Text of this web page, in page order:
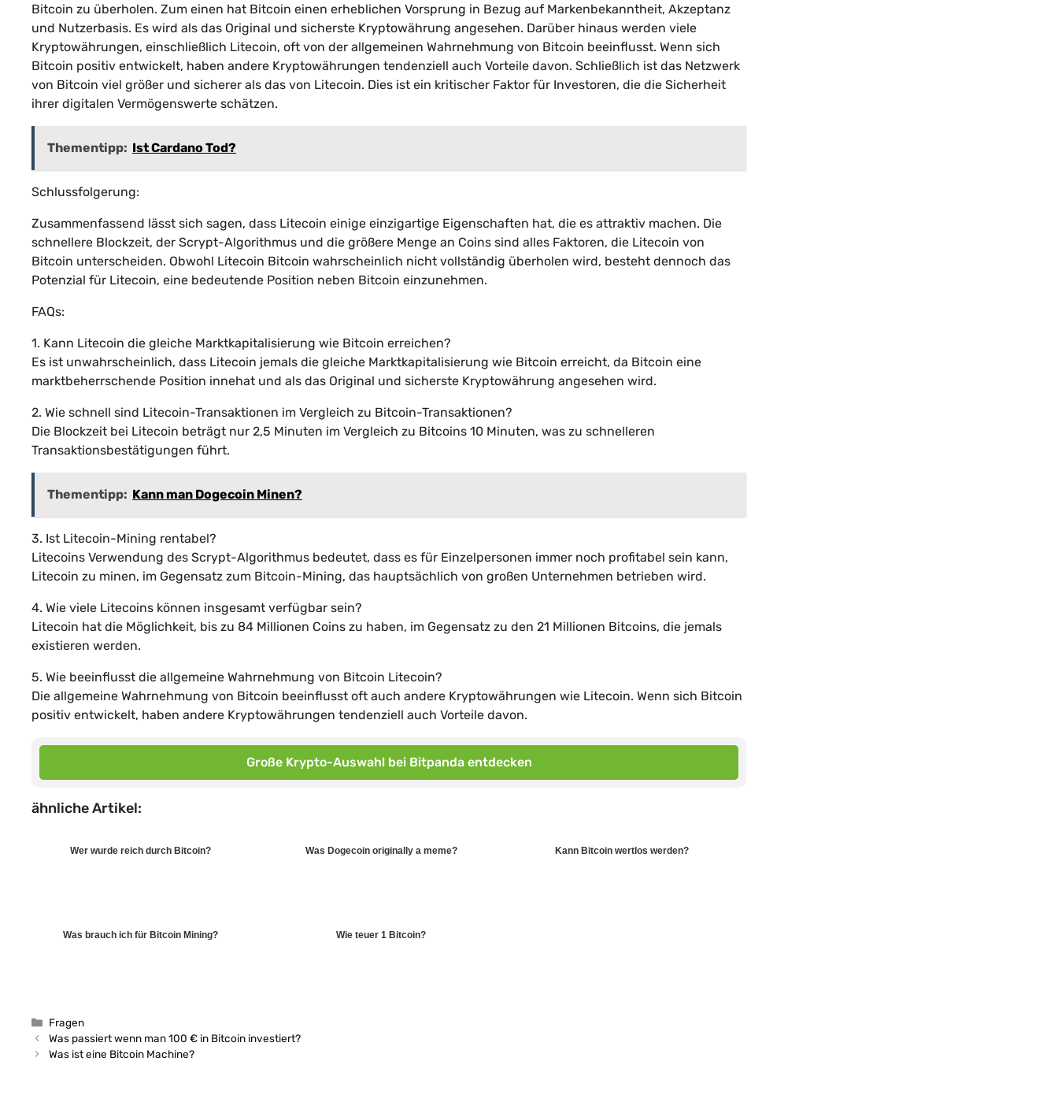
Bitcoin zu überholen. Zum einen hat Bitcoin einen erheblichen Vorsprung in Bezug auf Markenbekanntheit, Akzeptanz
und Nutzerbasis. Es wird als das Original und sicherste Kryptowährung angesehen. Darüber hinaus werden viele
Kryptowährungen, einschließlich Litecoin, oft von der allgemeinen Wahrnehmung von Bitcoin beeinflusst. Wenn sich
Bitcoin positiv entwickelt, haben andere Kryptowährungen tendenziell auch Vorteile davon. Schließlich ist das Netzwerk
von Bitcoin viel größer und sicherer als das von Litecoin. Dies ist ein kritischer Faktor für Investoren, die die Sicherheit
ihrer digitalen Vermögenswerte schätzen.
Thementipp: Ist Cardano Tod?
Schlussfolgerung:
Zusammenfassend lässt sich sagen, dass Litecoin einige einzigartige Eigenschaften hat, die es attraktiv machen. Die
schnellere Blockzeit, der Scrypt-Algorithmus und die größere Menge an Coins sind alles Faktoren, die Litecoin von
Bitcoin unterscheiden. Obwohl Litecoin Bitcoin wahrscheinlich nicht vollständig überholen wird, besteht dennoch das
Potenzial für Litecoin, eine bedeutende Position neben Bitcoin einzunehmen.
FAQs:
1. Kann Litecoin die gleiche Marktkapitalisierung wie Bitcoin erreichen?
Es ist unwahrscheinlich, dass Litecoin jemals die gleiche Marktkapitalisierung wie Bitcoin erreicht, da Bitcoin eine
marktbeherrschende Position innehat und als das Original und sicherste Kryptowährung angesehen wird.
2. Wie schnell sind Litecoin-Transaktionen im Vergleich zu Bitcoin-Transaktionen?
Die Blockzeit bei Litecoin beträgt nur 2,5 Minuten im Vergleich zu Bitcoins 10 Minuten, was zu schnelleren
Transaktionsbestätigungen führt.
Thementipp: Kann man Dogecoin Minen?
3. Ist Litecoin-Mining rentabel?
Litecoins Verwendung des Scrypt-Algorithmus bedeutet, dass es für Einzelpersonen immer noch profitabel sein kann,
Litecoin zu minen, im Gegensatz zum Bitcoin-Mining, das hauptsächlich von großen Unternehmen betrieben wird.
4. Wie viele Litecoins können insgesamt verfügbar sein?
Litecoin hat die Möglichkeit, bis zu 84 Millionen Coins zu haben, im Gegensatz zu den 21 Millionen Bitcoins, die jemals
existieren werden.
5. Wie beeinflusst die allgemeine Wahrnehmung von Bitcoin Litecoin?
Die allgemeine Wahrnehmung von Bitcoin beeinflusst oft auch andere Kryptowährungen wie Litecoin. Wenn sich Bitcoin
positiv entwickelt, haben andere Kryptowährungen tendenziell auch Vorteile davon.
Große Krypto-Auswahl bei Bitpanda entdecken
ähnliche Artikel:
Wer wurde reich durch Bitcoin? Was Dogecoin originally a meme? Kann Bitcoin wertlos werden?
Was brauch ich für Bitcoin Mining? Wie teuer 1 Bitcoin?
Kategorien
Fragen
Was passiert wenn man 100 € in Bitcoin investiert?
Was ist eine Bitcoin Machine?